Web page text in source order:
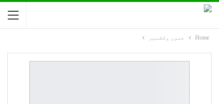
Home جموں وکشمیر